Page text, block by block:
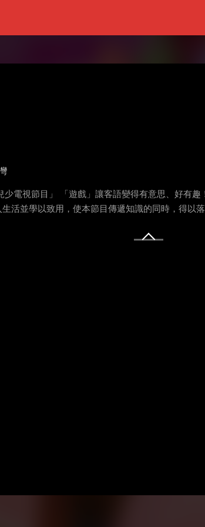
電視節目」 「遊戲」讓客語變得有意思、好有
活並學以致用，使本節目傳遞知識的同時，得以